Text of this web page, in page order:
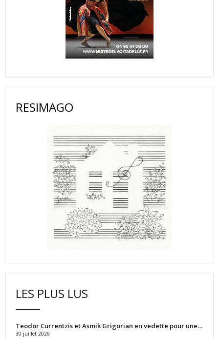
RESIMAGO
LES PLUS LUS
Teodor Currentzis et Asmik Grigorian en vedette pour une…
30 juillet 2026